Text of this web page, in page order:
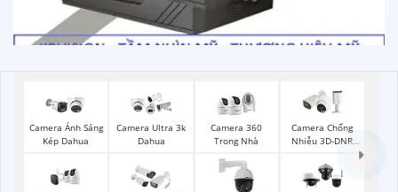
Camera Ánh Sáng
Kép Dahua
Camera Ultra 3k
Dahua
Camera 360
Trong Nhà
Camera Chống
Nhiễu 3D-DNR